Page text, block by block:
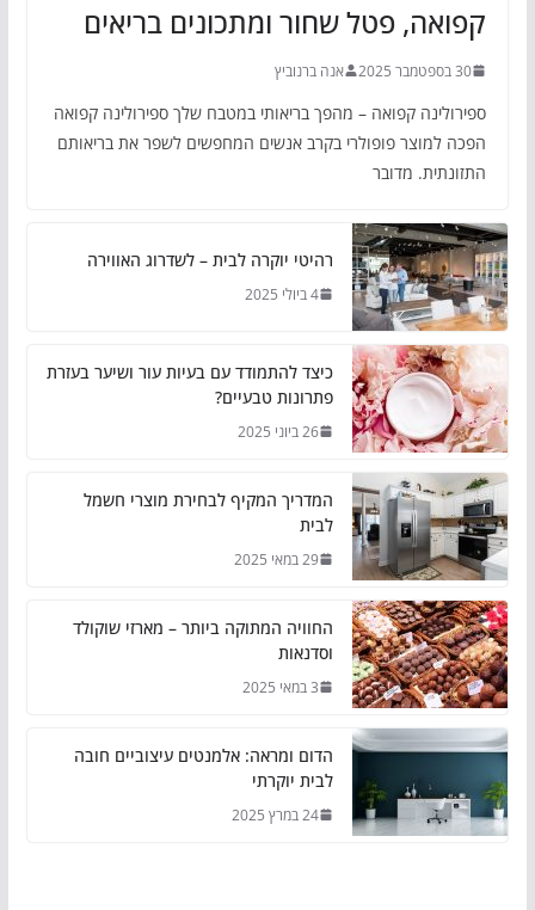
קפואה, פטל שחור ומתכונים בריאים
30 בספטמבר 2025 אנה ברנוביץ
ספירולינה קפואה – מהפך בריאותי במטבח שלך ספירולינה קפואה
הפכה למוצר פופולרי בקרב אנשים המחפשים לשפר את בריאותם
התזונתית. מדובר
רהיטי יוקרה לבית – לשדרוג האווירה
4 ביולי 2025
כיצד להתמודד עם בעיות עור ושיער בעזרת
פתרונות טבעיים?
26 ביוני 2025
המדריך המקיף לבחירת מוצרי חשמל
לבית
29 במאי 2025
החוויה המתוקה ביותר – מארזי שוקולד
וסדנאות
3 במאי 2025
הדום ומראה: אלמנטים עיצוביים חובה
לבית יוקרתי
24 במרץ 2025